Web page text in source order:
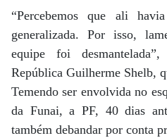
“Percebemos que ali
generalizada. Por isso,
equipe foi
República Guilherme Shelb,
Temendo ser envolvida no
da Funai, a PF, 40 dias
também debandar por conta